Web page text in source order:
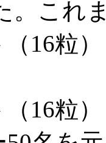
。これ
16粒
16粒